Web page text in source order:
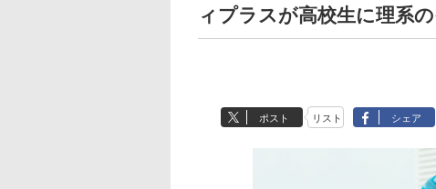
ィプラスが高校生に理系
ポスト リスト シェア